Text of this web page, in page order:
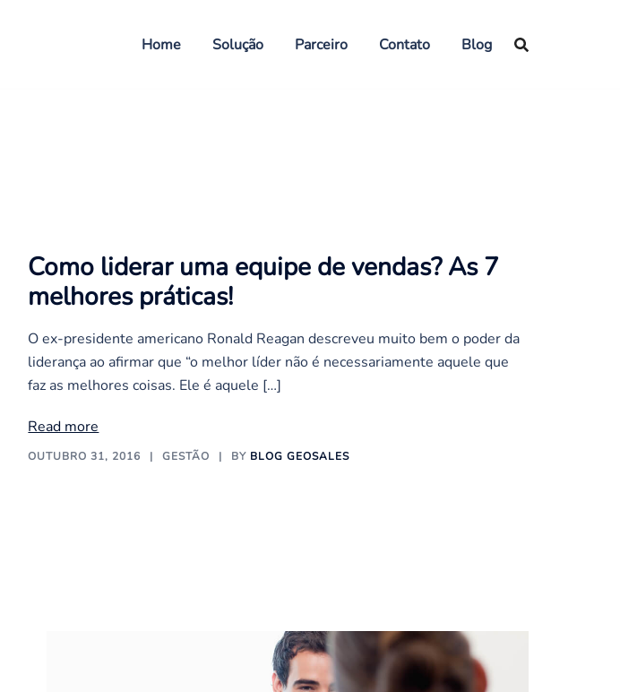
Home Solução Parceiro Contato Blog
Como liderar uma equipe de vendas? As 7
melhores práticas!
O ex-presidente americano Ronald Reagan descreveu muito bem o poder da
liderança ao afirmar que “o melhor líder não é necessariamente aquele que
faz as melhores coisas. Ele é aquele […]
Read more
OUTUBRO 31, 2016 GESTÃO BY BLOG GEOSALES